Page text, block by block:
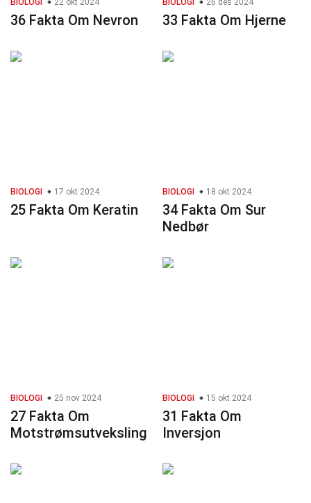
BIOLOGI 22 okt 2024
36 Fakta Om Nevron
BIOLOGI 26 des 2024
33 Fakta Om Hjerne
BIOLOGI 17 okt 2024
25 Fakta Om Keratin
BIOLOGI 18 okt 2024
34 Fakta Om Sur
Nedbør
BIOLOGI 25 nov 2024
27 Fakta Om
Motstrømsutveksling
BIOLOGI 15 okt 2024
31 Fakta Om
Inversjon